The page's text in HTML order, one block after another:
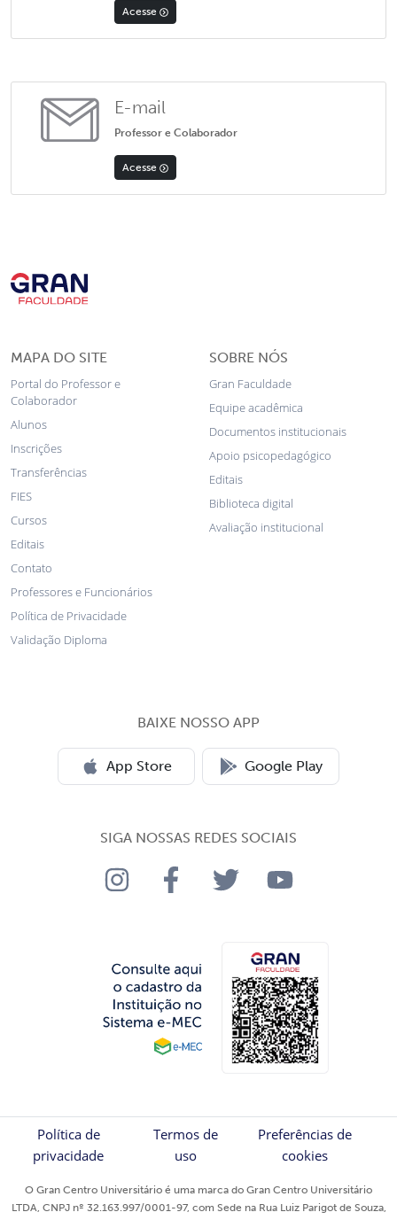
Acesse
E-mail
Professor e Colaborador
Acesse
MAPA DO SITE
Portal do Professor e
Colaborador
Alunos
Inscrições
Transferências
FIES
Cursos
Editais
Contato
Professores e Funcionários
Política de Privacidade
Validação Diploma
SOBRE NÓS
Gran Faculdade
Equipe acadêmica
Documentos institucionais
Apoio psicopedagógico
Editais
Biblioteca digital
Avaliação institucional
BAIXE NOSSO APP
App Store Google Play
SIGA NOSSAS REDES SOCIAIS
Política de
privacidade
Termos de
uso
Preferências de
cookies
O Gran Centro Universitário é uma marca do Gran Centro Universitário
LTDA, CNPJ nº 32.163.997/0001-97, com Sede na Rua Luiz Parigot de Souza,